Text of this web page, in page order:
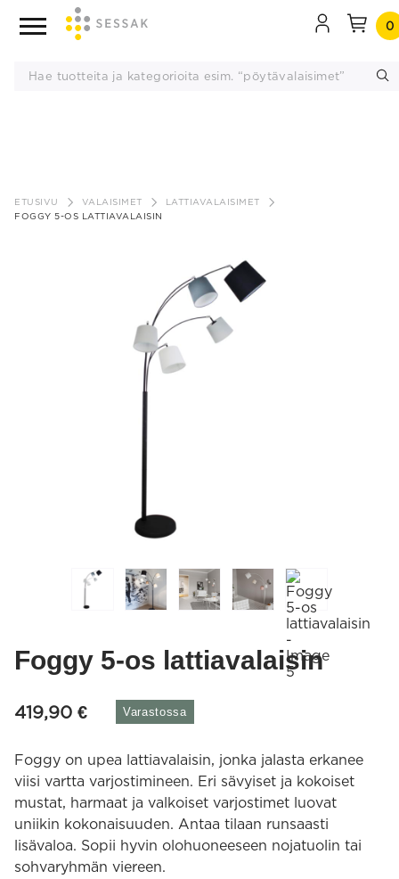
sisältöön
0
ETUSIVU VALAISIMET
LATTIAVALAISIMET
FOGGY 5-OS LATTIAVALAISIN
Foggy 5-os lattiavalaisin
419,90 € Varastossa
Foggy on upea lattiavalaisin, jonka jalasta erkanee
viisi vartta varjostimineen. Eri sävyiset ja kokoiset
mustat, harmaat ja valkoiset varjostimet luovat
uniikin kokonaisuuden. Antaa tilaan runsaasti
lisävaloa. Sopii hyvin olohuoneeseen nojatuolin tai
sohvaryhmän viereen.